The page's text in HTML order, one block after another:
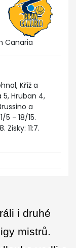
Canaria
Kříž a
5, Hruban 4,
a
5 - 18/15.
Zisky: 11:7.
i druhé
mistrů.